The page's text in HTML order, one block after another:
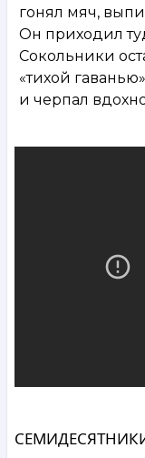
гонял мяч,
Он приходил
Сокольники
«тихой
и черпал